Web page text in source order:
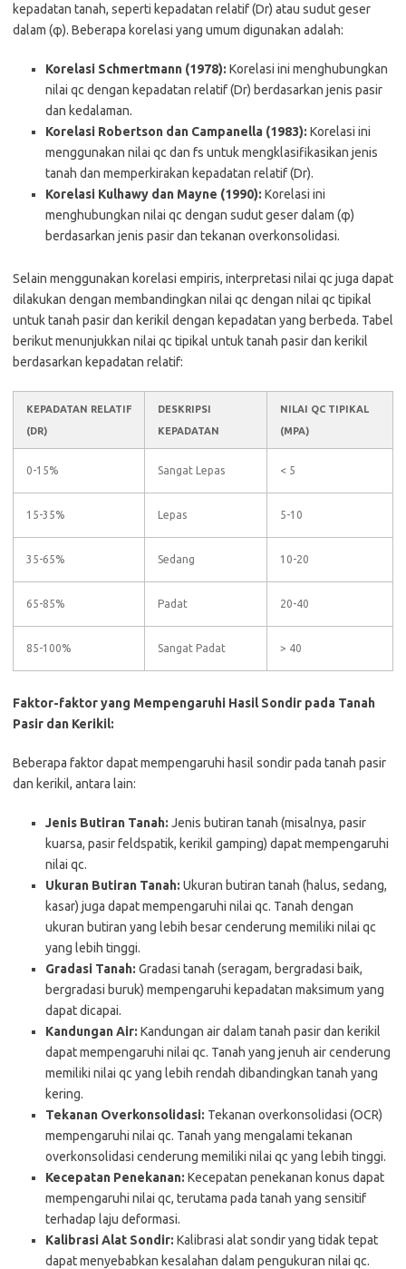
kepadatan tanah, seperti kepadatan relatif (Dr) atau sudut geser
dalam (φ). Beberapa korelasi yang umum digunakan adalah:
Korelasi Schmertmann (1978): Korelasi ini menghubungkan
nilai qc dengan kepadatan relatif (Dr) berdasarkan jenis pasir
dan kedalaman.
Korelasi Robertson dan Campanella (1983): Korelasi ini
menggunakan nilai qc dan fs untuk mengklasifikasikan jenis
tanah dan memperkirakan kepadatan relatif (Dr).
Korelasi Kulhawy dan Mayne (1990): Korelasi ini
menghubungkan nilai qc dengan sudut geser dalam (φ)
berdasarkan jenis pasir dan tekanan overkonsolidasi.
Selain menggunakan korelasi empiris, interpretasi nilai qc juga dapat
dilakukan dengan membandingkan nilai qc dengan nilai qc tipikal
untuk tanah pasir dan kerikil dengan kepadatan yang berbeda. Tabel
berikut menunjukkan nilai qc tipikal untuk tanah pasir dan kerikil
berdasarkan kepadatan relatif:
KEPADATAN RELATIF
(DR)
DESKRIPSI
KEPADATAN
NILAI QC TIPIKAL
(MPA)
0-15% Sangat Lepas < 5
15-35% Lepas 5-10
35-65% Sedang 10-20
65-85% Padat 20-40
85-100% Sangat Padat > 40
Faktor-faktor yang Mempengaruhi Hasil Sondir pada Tanah
Pasir dan Kerikil:
Beberapa faktor dapat mempengaruhi hasil sondir pada tanah pasir
dan kerikil, antara lain:
Jenis Butiran Tanah: Jenis butiran tanah (misalnya, pasir
kuarsa, pasir feldspatik, kerikil gamping) dapat mempengaruhi
nilai qc.
Ukuran Butiran Tanah: Ukuran butiran tanah (halus, sedang,
kasar) juga dapat mempengaruhi nilai qc. Tanah dengan
ukuran butiran yang lebih besar cenderung memiliki nilai qc
yang lebih tinggi.
Gradasi Tanah: Gradasi tanah (seragam, bergradasi baik,
bergradasi buruk) mempengaruhi kepadatan maksimum yang
dapat dicapai.
Kandungan Air: Kandungan air dalam tanah pasir dan kerikil
dapat mempengaruhi nilai qc. Tanah yang jenuh air cenderung
memiliki nilai qc yang lebih rendah dibandingkan tanah yang
kering.
Tekanan Overkonsolidasi: Tekanan overkonsolidasi (OCR)
mempengaruhi nilai qc. Tanah yang mengalami tekanan
overkonsolidasi cenderung memiliki nilai qc yang lebih tinggi.
Kecepatan Penekanan: Kecepatan penekanan konus dapat
mempengaruhi nilai qc, terutama pada tanah yang sensitif
terhadap laju deformasi.
Kalibrasi Alat Sondir: Kalibrasi alat sondir yang tidak tepat
dapat menyebabkan kesalahan dalam pengukuran nilai qc.